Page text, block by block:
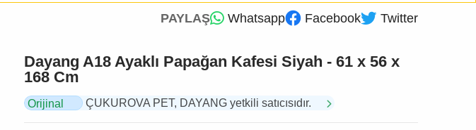
PAYLAŞ Whatsapp Facebook Twitter
Dayang A18 Ayaklı Papağan Kafesi Siyah - 61 x 56 x
168 Cm
Orijinal
ÇUKUROVA PET, DAYANG yetkili satıcısıdır.